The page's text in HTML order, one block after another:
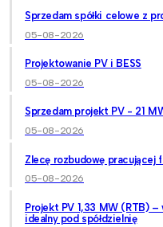
Sprzedam spółki celowe z
05-08-2026
Projektowanie PV i BESS
05-08-2026
Sprzedam projekt PV - 21
05-08-2026
Zlecę rozbudowę pracującej
05-08-2026
Projekt PV 1,33 MW (RTB)
idealny pod spółdzielnię